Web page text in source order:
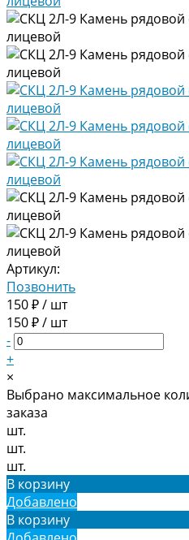
Артикул:
Позвонить
150 ₽ / шт
150 ₽ / шт
-
+
×
Выбрано максимальное
заказа
шт.
шт.
шт.
В корзину
Добавлено
В корзину